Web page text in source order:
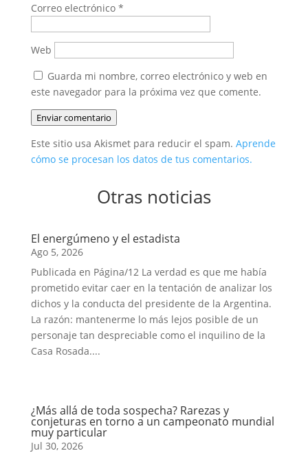
Correo electrónico *
Web
Guarda mi nombre, correo electrónico y web en
este navegador para la próxima vez que comente.
Enviar comentario
Este sitio usa Akismet para reducir el spam. Aprende
cómo se procesan los datos de tus comentarios.
Otras noticias
El energúmeno y el estadista
Ago 5, 2026
Publicada en Página/12 La verdad es que me había
prometido evitar caer en la tentación de analizar los
dichos y la conducta del presidente de la Argentina.
La razón: mantenerme lo más lejos posible de un
personaje tan despreciable como el inquilino de la
Casa Rosada....
¿Más allá de toda sospecha? Rarezas y
conjeturas en torno a un campeonato mundial
muy particular
Jul 30, 2026